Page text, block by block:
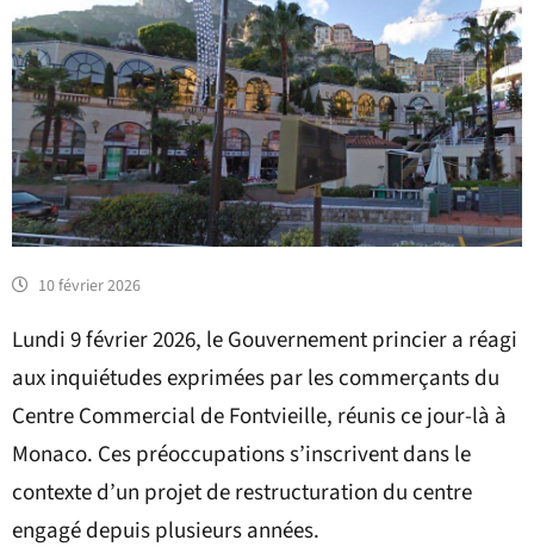
10 février 2026
Lundi 9 février 2026, le Gouvernement princier a réagi
aux inquiétudes exprimées par les commerçants du
Centre Commercial de Fontvieille, réunis ce jour-là à
Monaco. Ces préoccupations s’inscrivent dans le
contexte d’un projet de restructuration du centre
engagé depuis plusieurs années.